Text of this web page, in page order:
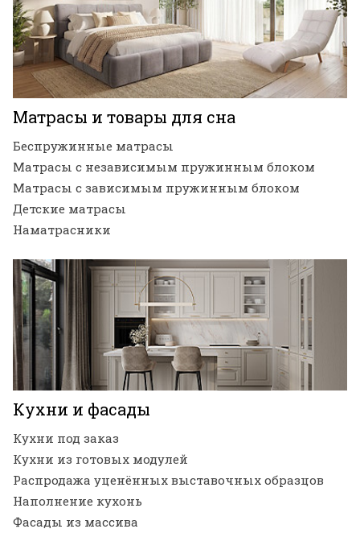
Матрасы и товары для сна
Беспружинные матрасы
Матрасы с независимым пружинным блоком
Матрасы с зависимым пружинным блоком
Детские матрасы
Наматрасники
Кухни и фасады
Кухни под заказ
Кухни из готовых модулей
Распродажа уценённых выставочных образцов
Наполнение кухонь
Фасады из массива